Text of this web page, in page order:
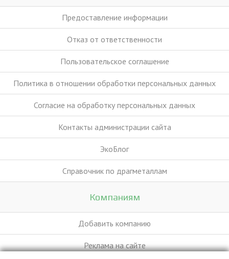
Предоставление информации
Отказ от ответственности
Пользовательское соглашение
Политика в отношении обработки персональных данных
Согласие на обработку персональных данных
Контакты администрации сайта
ЭкоБлог
Справочник по драгметаллам
Компаниям
Добавить компанию
Реклама на сайте